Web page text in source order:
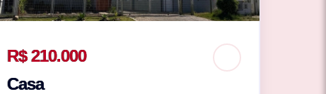
R$ 210.000
Casa